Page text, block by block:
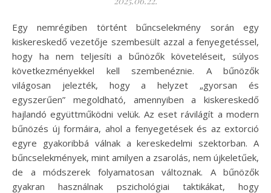
Egy nemrégiben történt bűncselekmény során egy
kiskereskedő vezetője szembesült azzal a fenyegetéssel,
hogy ha nem teljesíti a bűnözők követeléseit, súlyos
következményekkel kell szembenéznie. A bűnözők
világosan jelezték, hogy a helyzet „gyorsan és
egyszerűen” megoldható, amennyiben a kiskereskedő
hajlandó együttműködni velük. Az eset rávilágít a modern
bűnözés új formáira, ahol a fenyegetések és az extorció
egyre gyakoribbá válnak a kereskedelmi szektorban. A
bűncselekmények, mint amilyen a zsarolás, nem újkeletűek,
de a módszerek folyamatosan változnak. A bűnözők
gyakran használnak pszichológiai taktikákat, hogy